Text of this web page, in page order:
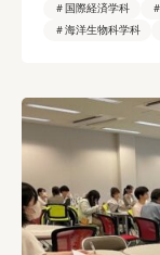
＃国際経済学科
＃海洋生物科学科